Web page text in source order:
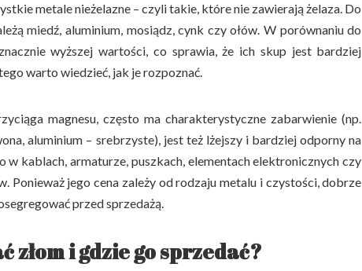
metale nieżelazne – czyli takie, które nie zawierają żelaza. Do
miedź, aluminium, mosiądz, cynk czy ołów. W porównaniu do
wyższej wartości, co sprawia, że ich skup jest bardziej
warto wiedzieć, jak je rozpoznać.
magnesu, często ma charakterystyczne zabarwienie (np.
aluminium – srebrzyste), jest też lżejszy i bardziej odporny na
w kablach, armaturze, puszkach, elementach elektronicznych czy
Ponieważ jego cena zależy od rodzaju metalu i czystości, dobrze
przed sprzedażą.
złom i gdzie go sprzedać?